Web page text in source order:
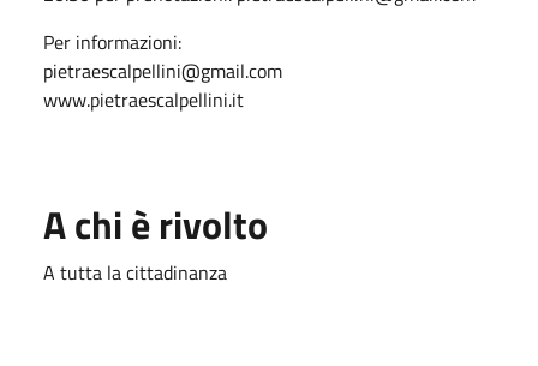
Per informazioni:
pietraescalpellini@gmail.com
www.pietraescalpellini.it
A chi è rivolto
A tutta la cittadinanza